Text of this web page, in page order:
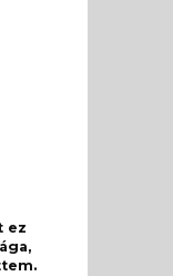
ez